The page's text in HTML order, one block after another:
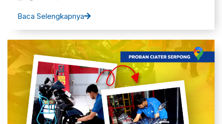
Baca Selengkapnya